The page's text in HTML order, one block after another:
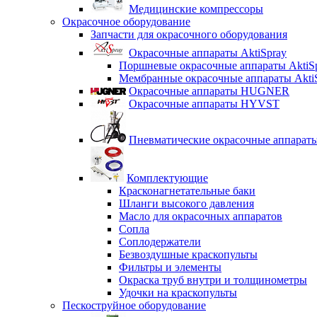
Медицинские компрессоры
Окрасочное оборудование
Запчасти для окрасочного оборудования
Окрасочные аппараты AktiSpray
Поршневые окрасочные аппараты
Мембранные окрасочные аппараты
Окрасочные аппараты HUGNER
Окрасочные аппараты HYVST
Пневматические окрасочные
Комплектующие
Красконагнетательные баки
Шланги высокого давления
Масло для окрасочных аппаратов
Сопла
Соплодержатели
Безвоздушные краскопульты
Фильтры и элементы
Окраска труб внутри и толщинометры
Удочки на краскопульты
Пескоструйное оборудование